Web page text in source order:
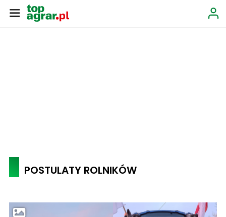
POSTULATY ROLNIKÓW